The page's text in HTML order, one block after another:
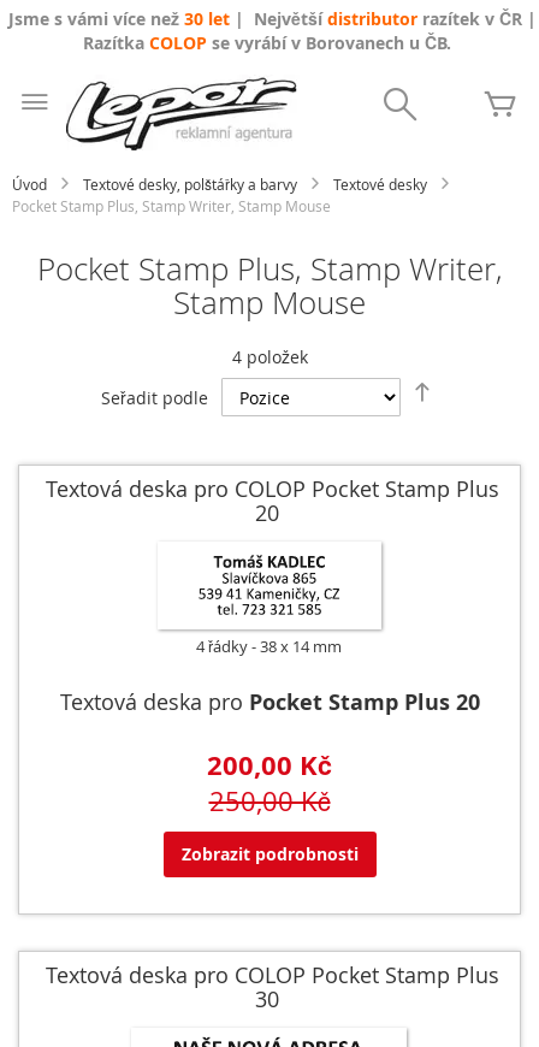
Jsme s vámi více než 30 let| Největšídistributorrazítek v ČR |
Razítka COLOP se vyrábí v Borovanech u ČB.
na
Úvod Textové desky, polštářky a barvy
Textové desky
Pocket Stamp Plus, Stamp Writer, Stamp Mouse
Pocket Stamp Plus, Stamp Writer,
Stamp Mouse
4položek
Seřadit podle
Textová deska pro COLOP Pocket Stamp Plus
20
4 řádky 38 x 14 mm
Textová deska pro Pocket Stamp Plus 20
200,00 Kč
250,00 Kč
Zobrazit podrobnosti
Textová deska pro COLOP Pocket Stamp Plus
30